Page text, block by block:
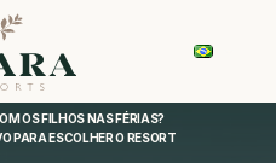
OS FILHOS NAS FÉRIAS?
PARA ESCOLHER O RESORT